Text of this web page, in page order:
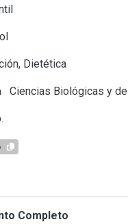
Dietética
Ciencias Biológicas y
Completo